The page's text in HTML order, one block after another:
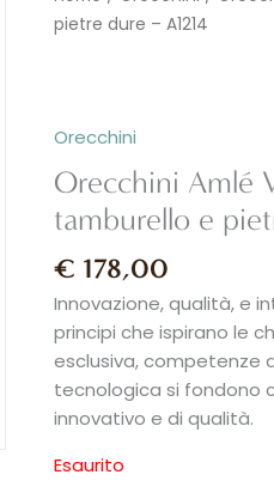
pietre dure – A1214
Orecchini
Orecchini Amlé
tamburello e
€ 178,00
Innovazione, qualità, e
principi che ispirano le
esclusiva, competenze
tecnologica si fondono
innovativo e di qualità.
Esaurito